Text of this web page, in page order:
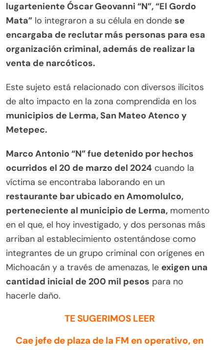
lugarteniente Óscar Geovanni “N”, “El Gordo
Mata” lo integraron a su célula en donde se
encargaba de reclutar más personas para esa
organización criminal, además de realizar la
venta de narcóticos.
Este sujeto está relacionado con diversos ilícitos
de alto impacto en la zona comprendida en los
municipios de Lerma, San Mateo Atenco y
Metepec.
Marco Antonio “N” fue detenido por hechos
ocurridos el 20 de marzo del 2024 cuando la
víctima se encontraba laborando en un
restaurante bar ubicado en Amomolulco,
perteneciente al municipio de Lerma, momento
en el que, el hoy investigado, y dos personas más
arriban al establecimiento ostentándose como
integrantes de un grupo criminal con orígenes en
Michoacán y a través de amenazas, le exigen una
cantidad inicial de 200 mil pesos para no
hacerle daño.
TE SUGERIMOS LEER
Cae jefe de plaza de la FM en operativo, en